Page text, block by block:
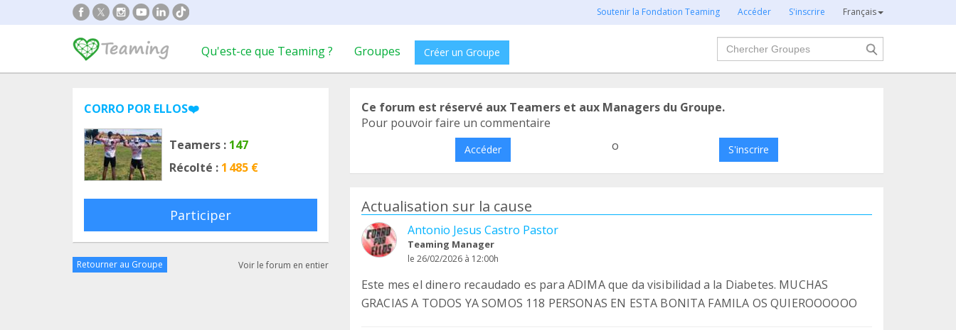
Soutenir la Fondation Teaming Accéder S'inscrire Français
Qu'est-ce que Teaming ? Groupes Créer un Groupe
Chercher
CORRO POR ELLOS❤️
Teamers : 147
Récolté : 1 485 €
Participer
Retourner au Groupe Voir le forum en entier
Ce forum est réservé aux Teamers et aux Managers du Groupe.
Pour pouvoir faire un commentaire
Accéder o S'inscrire
Actualisation sur la cause
Antonio Jesus Castro Pastor
Teaming Manager
le 26/02/2026 à 12:00h
Este mes el dinero recaudado es para ADIMA que da visibilidad a la Diabetes. MUCHAS
GRACIAS A TODOS YA SOMOS 118 PERSONAS EN ESTA BONITA FAMILA OS QUIEROOOOOO